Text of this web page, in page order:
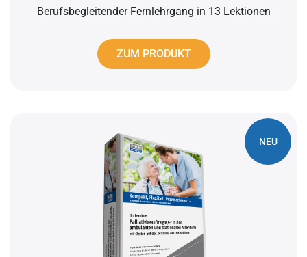
Berufsbegleitender Fernlehrgang in 13 Lektionen
ZUM PRODUKT
NEU